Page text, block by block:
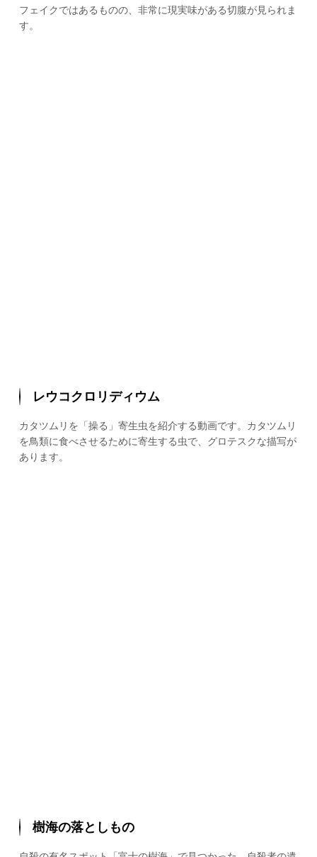
フェイクではあるものの、非常に現実味がある切腹が見られま
す。
レウコクロリディウム
カタツムリを「操る」寄生虫を紹介する動画です。カタツムリ
を鳥類に食べさせるために寄生する虫で、グロテスクな描写が
あります。
樹海の落としもの